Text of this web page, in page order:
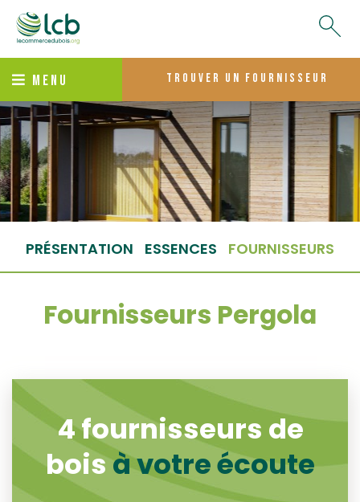
MENU trouver un fournisseur
PRÉSENTATION ESSENCES FOURNISSEURS
Fournisseurs Pergola
4fournisseurs de
boisà votre écoute